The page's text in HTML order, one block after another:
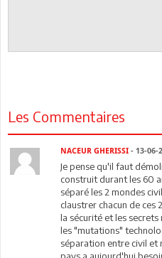
Les Commentaires
NACEUR GHERISSI- 13-06-
Je pense qu'il faut
construit durant les 60
séparé les 2 mondes
claustrer chacun de ces
la sécurité et les
les "mutations"
séparation entre civil et